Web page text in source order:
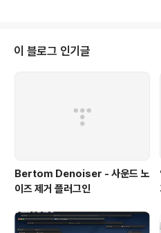
이 블로그 인기글
Bertom Denoiser - 사운드 노
이즈 제거 플러그인